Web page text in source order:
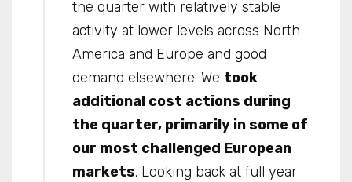
the quarter with relatively stable
activity at lower levels across North
America and Europe and good
demand elsewhere. We took
additional cost actions during
the quarter, primarily in some of
our most challenged European
markets. Looking back at full year